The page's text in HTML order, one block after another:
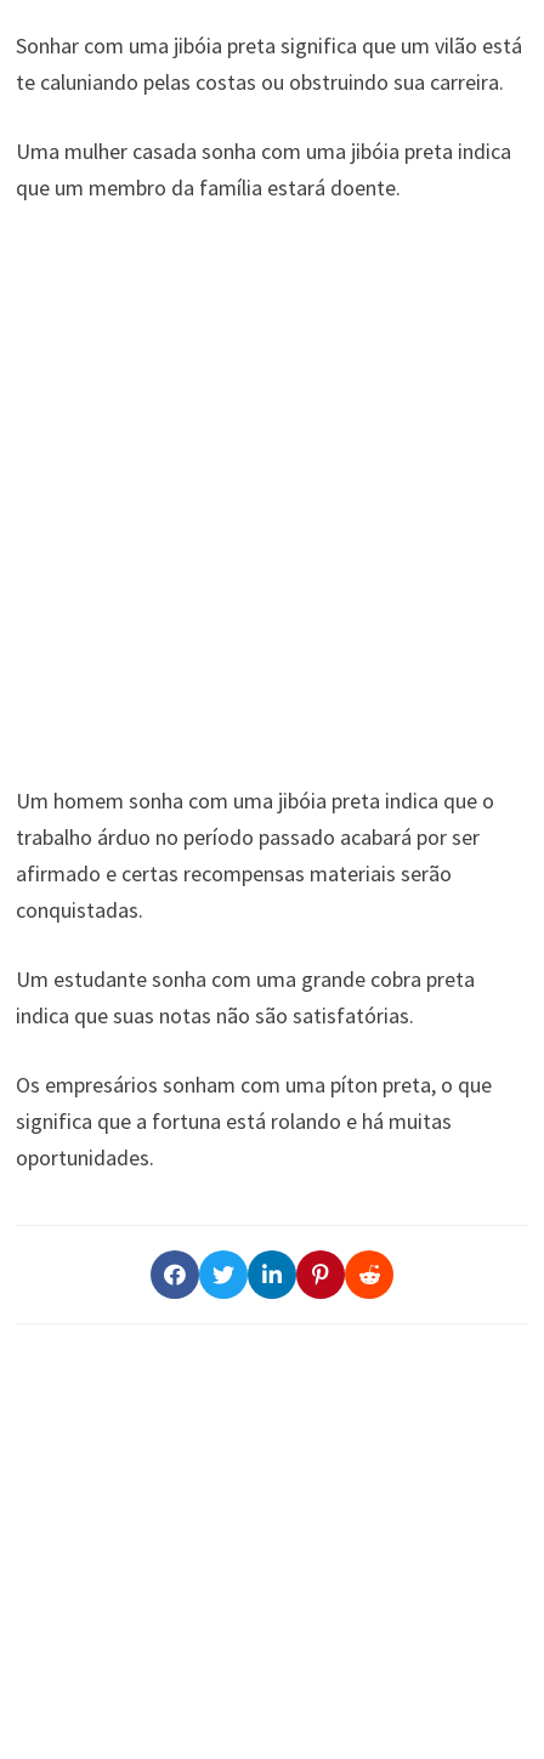
Sonhar com uma jibóia preta significa que um vilão está
te caluniando pelas costas ou obstruindo sua carreira.
Uma mulher casada sonha com uma jibóia preta indica
que um membro da família estará doente.
Um homem sonha com uma jibóia preta indica que o
trabalho árduo no período passado acabará por ser
afirmado e certas recompensas materiais serão
conquistadas.
Um estudante sonha com uma grande cobra preta
indica que suas notas não são satisfatórias.
Os empresários sonham com uma píton preta, o que
significa que a fortuna está rolando e há muitas
oportunidades.